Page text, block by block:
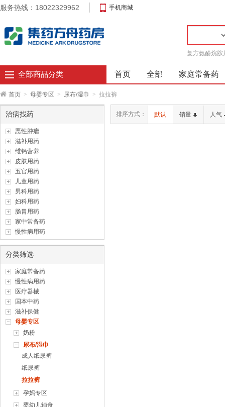
服务热线：18022329962 手机商城
复方氨酚烷胺
全部商品分类 首页 全部 家庭常备药
首页 > 母婴专区 > 尿布/湿巾 > 拉拉裤
治病找药
恶性肿瘤
滋补用药
维钙营养
皮肤用药
五官用药
儿童用药
男科用药
妇科用药
肠胃用药
家中常备药
慢性病用药
分类筛选
家庭常备药
慢性病用药
医疗器械
国本中药
滋补保健
母婴专区
奶粉
尿布/湿巾
成人纸尿裤
纸尿裤
拉拉裤
孕妈专区
婴幼儿辅食
排序方式： 默认 销量 人气